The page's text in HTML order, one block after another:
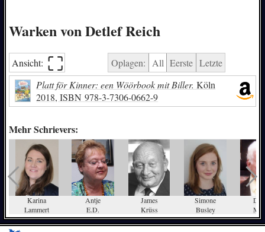
Warken von Detlef Reich
Ansicht: ⛶︎ Oplagen: All Eerste Letzte
Platt för Kinner: een Wöörbook mit Biller. Köln
2018,ISBN978-3-7306-0662-9
Mehr Schrievers:
Karina
Lammert
Antje
E.D.
James
Krüss
Simone
Busley